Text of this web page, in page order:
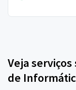
Veja
de